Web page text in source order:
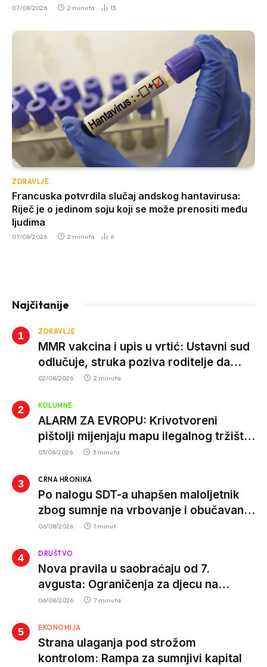
07/08/2026 2 minuta 13
ZDRAVLJE
Francuska potvrdila slučaj andskog hantavirusa:
Riječ je o jedinom soju koji se može prenositi među
ljudima
07/08/2026 2 minuta 6
Najčitanije
ZDRAVLJE
MMR vakcina i upis u vrtić: Ustavni sud
odlučuje, struka poziva roditelje da
vjeruju nauci
02/08/2026 2 minuta
KOLUMNE
ALARM ZA EVROPU: Krivotvoreni
pištolji mijenjaju mapu ilegalnog tržišta,
istrage ukazuju na proizvodnju van EU
03/08/2026 3 minuta
CRNA HRONIKA
Po nalogu SDT-a uhapšen maloljetnik
zbog sumnje na vrbovanje i obučavanje
za izvršenje terorističkih djela
06/08/2026 1 minut
DRUŠTVO
Nova pravila u saobraćaju od 7.
avgusta: Ograničenja za djecu na
trotinetima i mlade vozače, veće kazne
06/08/2026 7 minuta
EKONOMIJA
Strana ulaganja pod strožom
kontrolom: Rampa za sumnjivi kapital